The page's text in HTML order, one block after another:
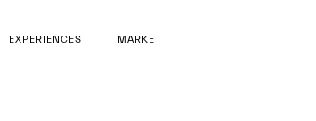
EXPERIENCES MARKE